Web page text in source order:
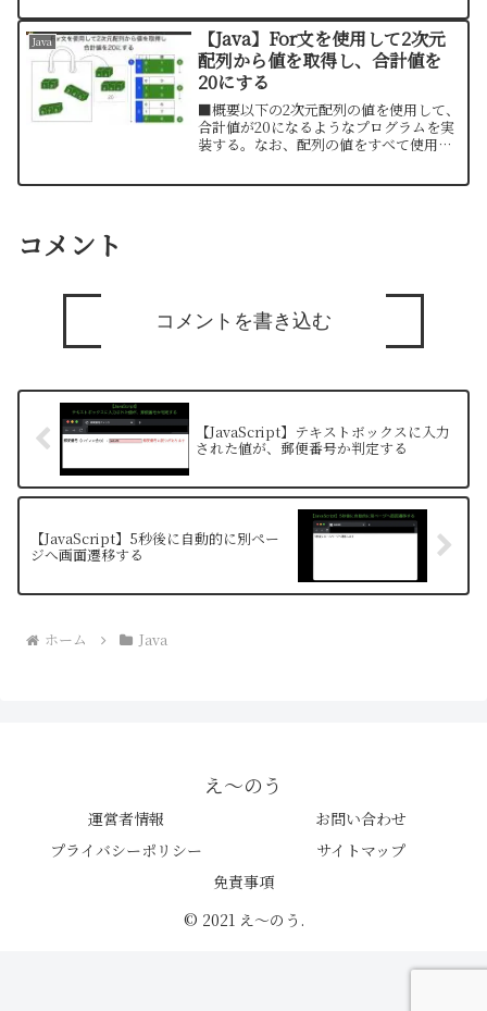
の通り。・0の場合は「0：一番左」・50
の場合は「5...
Java
【Java】For文を使用して2次元
配列から値を取得し、合計値を
20にする
■概要以下の2次元配列の値を使用して、
合計値が20になるようなプログラムを実
装する。なお、配列の値をすべて使用し
コメント
コメントを書き込む
【JavaScript】テキストボックスに入力
された値が、郵便番号か判定する
【JavaScript】5秒後に自動的に別ペー
ジへ画面遷移する
ホーム Java
え〜のう
運営者情報
お問い合わせ
プライバシーポリシー
サイトマップ
免責事項
© 2021 え〜のう.